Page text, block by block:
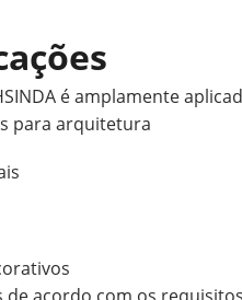
é amplamente
para arquitetura